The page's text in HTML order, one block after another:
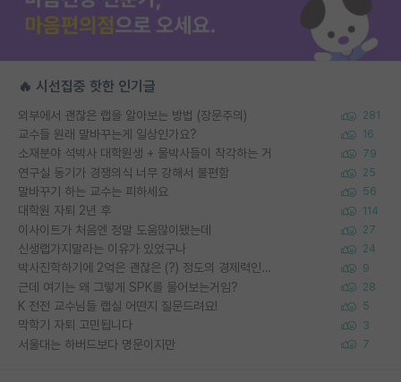
🔥 시선집중 핫한 인기글
외부에서 괜찮은 랩을 알아보는 방법 (장문주의) 281
교수들 원래 말바꾸는게 일상인가요? 16
소재분야 석박사 대학원생 + 물박사들이 착각하는 거 79
연구실 동기가 경쟁의식 너무 강해서 불편함 25
말바꾸기 하는 교수는 피하세요 56
대학원 자퇴 2년 후 114
이사이트가 처음엔 정말 도움많이됐는데 27
신생랩가지말라는 이유가 있었구나 24
박사진학하기에 2억은 괜찮은 (?) 정도의 경제력인가요 9
근데 여기는 왜 그렇게 SPK를 물어보는거임? 28
K 전전 교수님들 랩실 어떤지 질문드려요! 5
막학기 자퇴 고민됩니다 3
서울대는 하버드보다 명문이지만 7